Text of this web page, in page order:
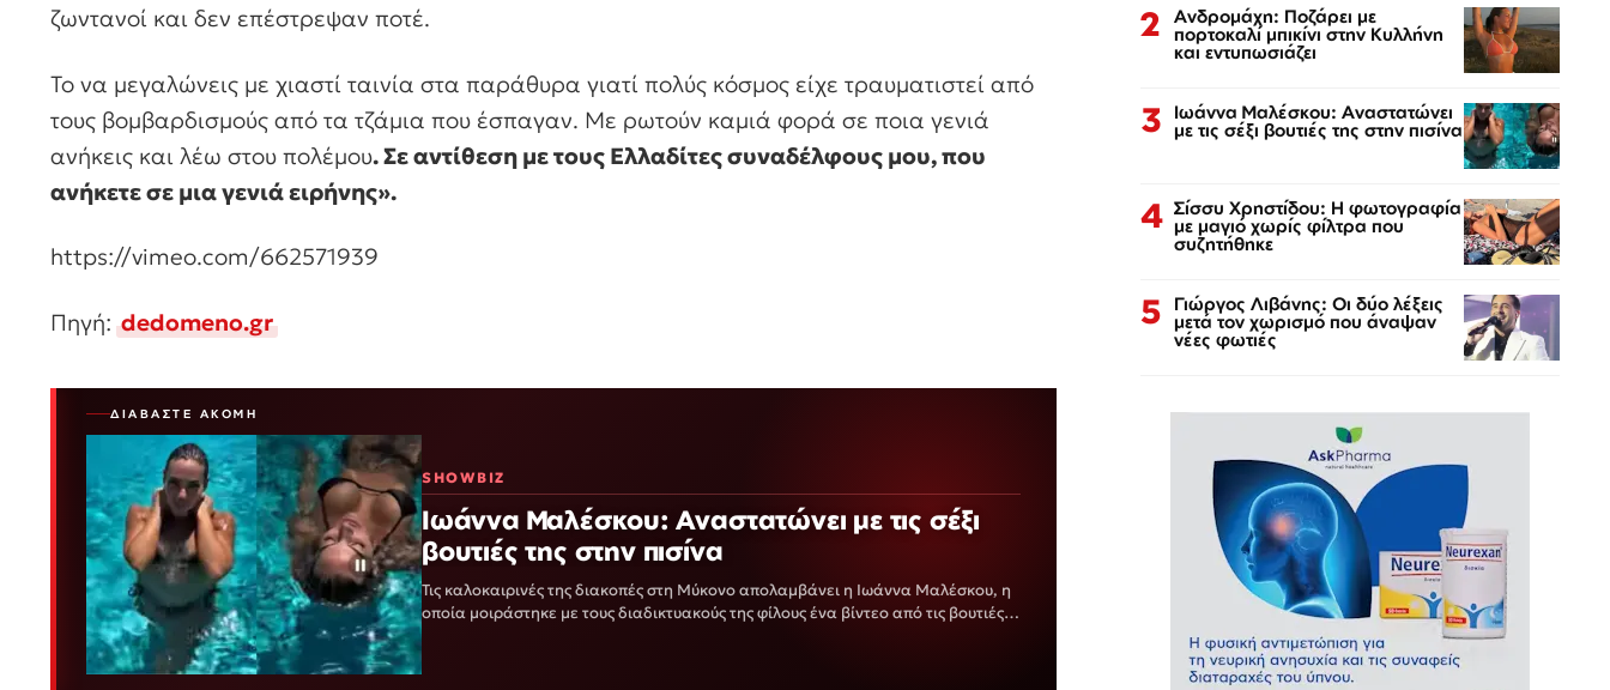
ζωντανοί και δεν επέστρεψαν ποτέ.
Το να μεγαλώνεις με χιαστί ταινία στα παράθυρα γιατί πολύς κόσμος είχε τραυματιστεί από
τους βομβαρδισμούς από τα τζάμια που έσπαγαν. Με ρωτούν καμιά φορά σε ποια γενιά
ανήκεις και λέω στου πολέμου. Σε αντίθεση με τους Ελλαδίτες συναδέλφους μου, που
ανήκετε σε μια γενιά ειρήνης».
https://vimeo.com/662571939
Πηγή:dedomeno.gr
ΔΙΑΒΆΣΤΕ ΑΚΌΜΗ
SHOWBIZ
Ιωάννα Μαλέσκου: Αναστατώνει με τις σέξι
βουτιές της στην πισίνα
Τις καλοκαιρινές της διακοπές στη Μύκονο απολαμβάνει η Ιωάννα Μαλέσκου, η
οποία μοιράστηκε με τους διαδικτυακούς της φίλους ένα βίντεο από τις βουτιές
2 Ανδρομάχη: Ποζάρει με
πορτοκαλί μπικίνι στην Κυλλήνη
και εντυπωσιάζει
3 Ιωάννα Μαλέσκου: Αναστατώνει
με τις σέξι βουτιές της στην πισίνα
4 Σίσσυ Χρηστίδου: Η φωτογραφία
με μαγιό χωρίς φίλτρα που
συζητήθηκε
5 Γιώργος Λιβάνης: Οι δύο λέξεις
μετά τον χωρισμό που άναψαν
νέες φωτιές